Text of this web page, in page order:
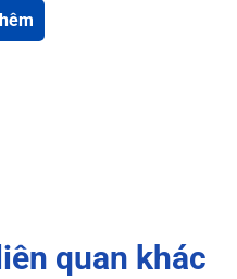
sạch với giá ưu đãi mà
ban đầu.
những ngành nghề như:
xi măng dán đáy, bao xi
nghiệm chuyên sâu trong
quan khác